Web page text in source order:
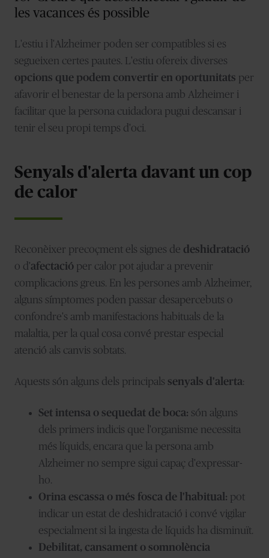
les vacances és possible
L'estiu i l'Alzheimer poden ser compatibles si es
segueixen certes pautes. L'estiu ofereix diverses
opcions que podem convertir en oportunitats per
afavorir el benestar de la persona amb Alzheimer i
facilitar que la persona cuidadora pugui descansar i
tenir el seu propi temps d'oci.
Senyals d'alerta davant un cop
de calor
Reconèixer precoçment els signes de deshidratació
o d'afectació per calor pot ajudar a prevenir
complicacions greus. En les persones amb Alzheimer,
alguns símptomes poden passar desapercebuts o
confondre's amb manifestacions habituals de la
malaltia, per la qual cosa convé prestar especial
atenció als canvis sobtats.
Aquests són alguns dels principals senyals d'alerta:
Set intensa o sequedat de boca: són alguns
dels primers indicis que l'organisme necessita
més líquids, encara que la persona amb
Alzheimer no sempre sigui capaç d'expressar-
ho.
Orina escassa o més fosca de l'habitual: pot
indicar un estat de deshidratació i convé vigilar
especialment si la ingesta de líquids ha disminuït.
Debilitat, cansament o somnolència